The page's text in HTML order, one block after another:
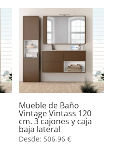
Mueble de Baño
Vintage Vintass 120
cm. 3 cajones y caja
baja lateral
Desde: 506,96€